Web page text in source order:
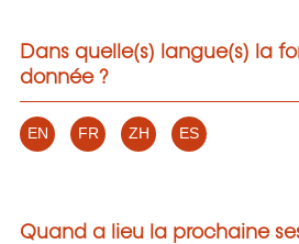
Dans quelle(s) langue(s) la
donnée ?
EN FR ZH ES
Quand a lieu la prochaine